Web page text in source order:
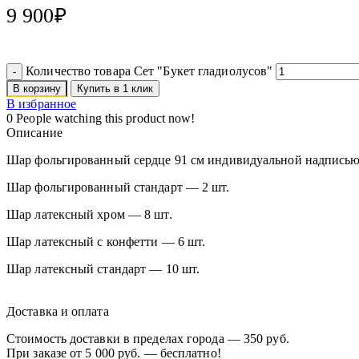
9 900₽
Количество товара Сет "Букет гладиолусов"
В корзину Купить в 1 клик
В избранное
0 People watching this product now!
Описание
Шар фольгированный сердце 91 см индивидуальной
Шар фольгированный стандарт — 2 шт.
Шар латексный хром — 8 шт.
Шар латексный с конфетти — 6 шт.
Шар латексный стандарт — 10 шт.
Доставка и оплата
Стоимость доставки в пределах города — 350 руб.
При заказе от 5 000 руб. — бесплатно!